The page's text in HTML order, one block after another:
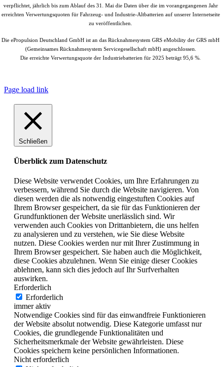
verpflichtet, jährlich bis zum Ablauf des 31. Mai die Daten über die im vorangegangenen Jahr
erreichten Verwertungsquoten für Fahrzeug- und Industrie-Altbatterien auf unserer Internetseite
zu veröffentlichen.
Die ePropulsion Deutschland GmbH ist an das Rücknahmesystem GRS eMobility der GRS mbH
(Gemeinsames Rücknahmesystem Servicegesellschaft mbH) angeschlossen.
Die erreichte Verwertungsquote der Industriebatterien für 2025 beträgt 95,6 %.
Page load link
Schließen
Überblick zum Datenschutz
Diese Website verwendet Cookies, um Ihre Erfahrungen zu
verbessern, während Sie durch die Website navigieren. Von
diesen werden die als notwendig eingestuften Cookies auf
Ihrem Browser gespeichert, da sie für das Funktionieren der
Grundfunktionen der Website unerlässlich sind. Wir
verwenden auch Cookies von Drittanbietern, die uns helfen
zu analysieren und zu verstehen, wie Sie diese Website
nutzen. Diese Cookies werden nur mit Ihrer Zustimmung in
Ihrem Browser gespeichert. Sie haben auch die Möglichkeit,
diese Cookies abzulehnen. Wenn Sie einige dieser Cookies
ablehnen, kann sich dies jedoch auf Ihr Surfverhalten
auswirken.
Erforderlich
Erforderlich
immer aktiv
Notwendige Cookies sind für das einwandfreie Funktionieren
der Website absolut notwendig. Diese Kategorie umfasst nur
Cookies, die grundlegende Funktionalitäten und
Sicherheitsmerkmale der Website gewährleisten. Diese
Cookies speichern keine persönlichen Informationen.
Nicht erforderlich